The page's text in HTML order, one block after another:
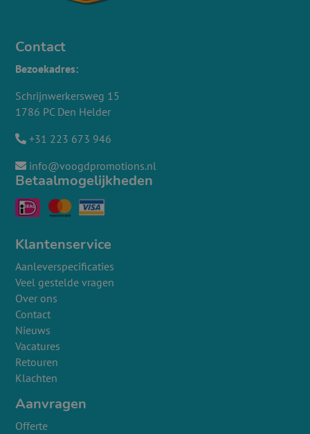
Contact
Bezoekadres:
Schrijnwerkersweg 15
1786 PC Den Helder
+31 223 673 946
info@voogdpromotions.nl
Betaalmogelijkheden
Klantenservice
Aanleverspecificaties
Veel gestelde vragen
Over ons
Contact
Nieuws
Vacatures
Retouren
Klachten
Aanvragen
Offerte